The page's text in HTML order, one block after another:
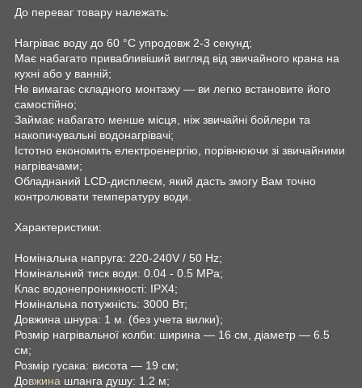
До переваг товару належать:
Нагріває воду до 60 °C упродовж 2-3 секунд;
Має набагато привабливіший вигляд від звичайного крана на
кухні або у ванній;
Не вимагає складного монтажу — ви легко встановите його
самостійно;
Займає набагато менше місця, ніж звичайні бойлери та
накопичувальні водонагрівачі;
Істотно економить електроенергію, порівнюючи зі звичайними
нагрівачами;
Обладнаний LCD-дисплеєм, який дасть змогу Вам точно
контролювати температуру води.
Характеристики:
Номінальна напруга: 220-240V / 50 Hz;
Номінальний тиск води: 0.04 - 0.5 MPa;
Клас водонепроникності: IPX4;
Номінальна потужність: 3000 Вт;
Довжина шнура: 1 м. (без учета вилки);
Розмір нагрівальної колби: ширина — 16 см, діаметр — 6.5
см;
Розмір гусака: висота — 19 см;
Довжина шланга душу: 1.2 м;